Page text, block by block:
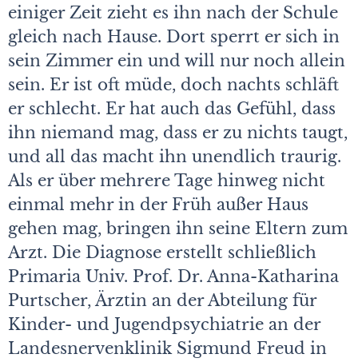
einiger Zeit zieht es ihn nach der Schule
gleich nach Hause. Dort sperrt er sich in
sein Zimmer ein und will nur noch allein
sein. Er ist oft müde, doch nachts schläft
er schlecht. Er hat auch das Gefühl, dass
ihn niemand mag, dass er zu nichts taugt,
und all das macht ihn unendlich traurig.
Als er über mehrere Tage hinweg nicht
einmal mehr in der Früh außer Haus
gehen mag, bringen ihn seine Eltern zum
Arzt. Die Diagnose erstellt schließlich
Primaria Univ. Prof. Dr. Anna-Katharina
Purtscher, Ärztin an der Abteilung für
Kinder- und Jugendpsychiatrie an der
Landesnervenklinik Sigmund Freud in